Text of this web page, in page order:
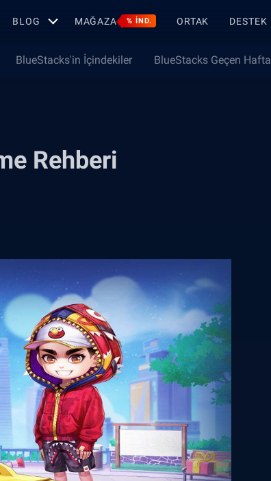
BLOG MAĞAZA % IND. ORTAK DESTEK
BlueStacks'in İçindekiler BlueStacks Geçen Hafta
Rehberi